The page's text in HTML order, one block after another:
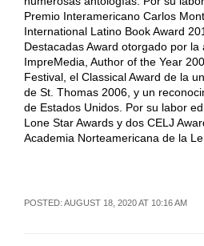
Premio Interamericano Carlos
International Latino Book Award
Destacadas Award otorgado por
ImpreMedia, Author of the Year
Festival, el Classical Award de la
de St. Thomas 2006, y un
de Estados Unidos. Por su labor
Lone Star Awards y dos CELJ
Academia Norteamericana de la
POSTED: AUGUST 18, 2020 AT 10:16 AM